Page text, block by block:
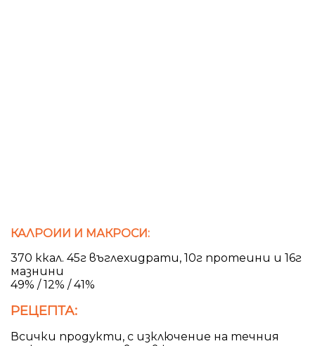
КАЛРОИИ И МАКРОСИ:
370 ккал. 45г въглехидрати, 10г протеини и 16г
мазнини
49% / 12% / 41%
РЕЦЕПТА:
Всички продукти, с изключение на течния